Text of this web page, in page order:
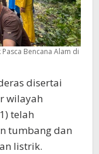
Bencana Alam di
disertai
wilayah
telah
tumbang dan
listrik.